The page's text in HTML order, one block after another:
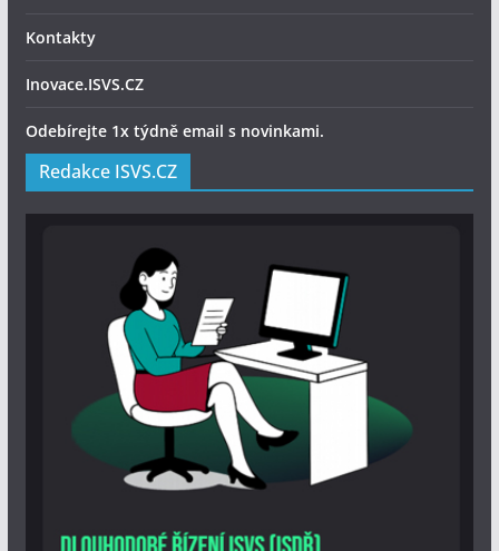
Kontakty
Inovace.ISVS.CZ
Odebírejte 1x týdně email s novinkami.
Redakce ISVS.CZ